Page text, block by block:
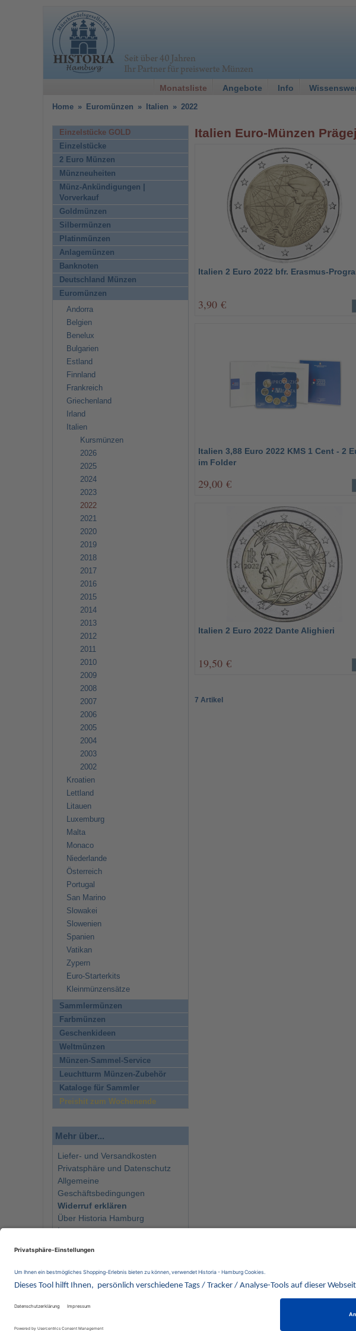
Monatsliste Angebote Info
Home » Euromünzen » Italien » 2022
Italien Euro-Münzen
Italien 2 Euro 2022 bfr. Erasmus-
3,90 €
Italien 3,88 Euro 2022 KMS 1 Cent - 2
im Folder
29,00 €
Italien 2 Euro 2022 Dante Alighieri
19,50 €
7 Artikel
Einzelstücke GOLD
Einzelstücke
2 Euro Münzen
Münzneuheiten
Münz-Ankündigungen |
Vorverkauf
Goldmünzen
Silbermünzen
Platinmünzen
Anlagemünzen
Banknoten
Deutschland Münzen
Euromünzen
Andorra
Belgien
Benelux
Bulgarien
Estland
Finnland
Frankreich
Griechenland
Irland
Italien
Kursmünzen
2026
2025
2024
2023
2022
2021
2020
2019
2018
2017
2016
2015
2014
2013
2012
2011
2010
2009
2008
2007
2006
2005
2004
2003
2002
Kroatien
Lettland
Litauen
Luxemburg
Malta
Monaco
Niederlande
Österreich
Portugal
San Marino
Slowakei
Slowenien
Spanien
Vatikan
Zypern
Euro-Starterkits
Kleinmünzensätze
Sammlermünzen
Farbmünzen
Geschenkideen
Weltmünzen
Münzen-Sammel-Service
Leuchtturm Münzen-Zubehör
Kataloge für Sammler
Preishit zum Wochenende
Mehr über...
Liefer- und Versandkosten
Privatsphäre und Datenschutz
Allgemeine
Geschäftsbedingungen
Widerruf erklären
Über Historia Hamburg
Impressum
Newsletter
Wir behalten uns vor, für
Münzen